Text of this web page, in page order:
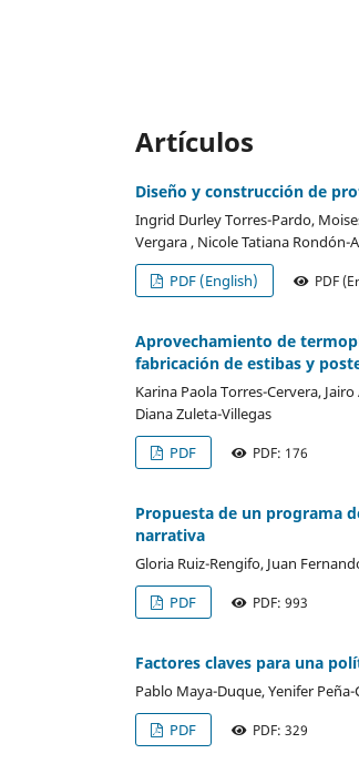
Artículos
Diseño y construcción de
Ingrid Durley Torres-Pardo,
Vergara , Nicole Tatiana Rondón-
PDF (English) PDF
Aprovechamiento de
fabricación de estibas y
Karina Paola Torres-Cervera,
Diana Zuleta-Villegas
PDF PDF: 176
Propuesta de un programa
narrativa
Gloria Ruiz-Rengifo, Juan
PDF
PDF: 993
Factores claves para una
Pablo Maya-Duque, Yenifer
PDF
PDF: 329